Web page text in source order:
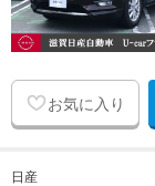
お気に入り
日産